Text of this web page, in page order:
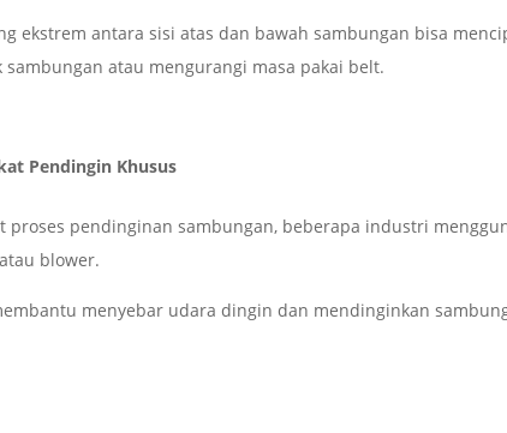
ekstrem antara sisi atas dan bawah sambungan bisa
atau mengurangi masa pakai belt.
Pendingin Khusus
proses pendinginan sambungan, beberapa industri
blower.
menyebar udara dingin dan mendinginkan